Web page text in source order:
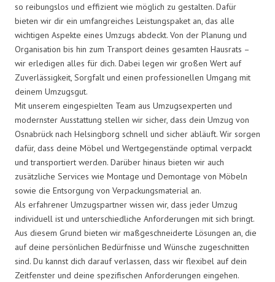
so reibungslos und effizient wie möglich zu gestalten. Dafür
bieten wir dir ein umfangreiches Leistungspaket an, das alle
wichtigen Aspekte eines Umzugs abdeckt. Von der Planung und
Organisation bis hin zum Transport deines gesamten Hausrats –
wir erledigen alles für dich. Dabei legen wir großen Wert auf
Zuverlässigkeit, Sorgfalt und einen professionellen Umgang mit
deinem Umzugsgut.
Mit unserem eingespielten Team aus Umzugsexperten und
modernster Ausstattung stellen wir sicher, dass dein Umzug von
Osnabrück nach Helsingborg schnell und sicher abläuft. Wir sorgen
dafür, dass deine Möbel und Wertgegenstände optimal verpackt
und transportiert werden. Darüber hinaus bieten wir auch
zusätzliche Services wie Montage und Demontage von Möbeln
sowie die Entsorgung von Verpackungsmaterial an.
Als erfahrener Umzugspartner wissen wir, dass jeder Umzug
individuell ist und unterschiedliche Anforderungen mit sich bringt.
Aus diesem Grund bieten wir maßgeschneiderte Lösungen an, die
auf deine persönlichen Bedürfnisse und Wünsche zugeschnitten
sind. Du kannst dich darauf verlassen, dass wir flexibel auf dein
Zeitfenster und deine spezifischen Anforderungen eingehen.